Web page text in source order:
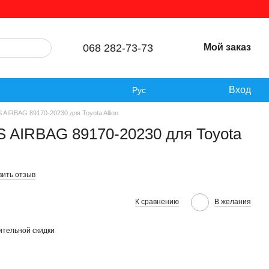
068 282-73-73 Мой заказ
Рус Вход
AIRBAG 89170-20230 для Toyota Allion
AIRBAG 89170-20230 для Toyota
отзыв
К сравнению В желания
скидки